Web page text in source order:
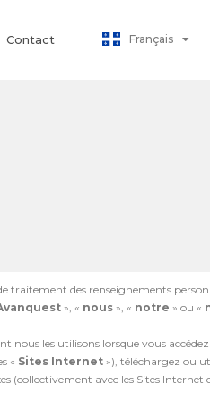
Contact Français
日本語
traitement des renseignements
», « nous», « notre » ou «
nous les utilisons lorsque vous
« Sites Internet»), téléchargez ou
(collectivement avec les Sites Internet